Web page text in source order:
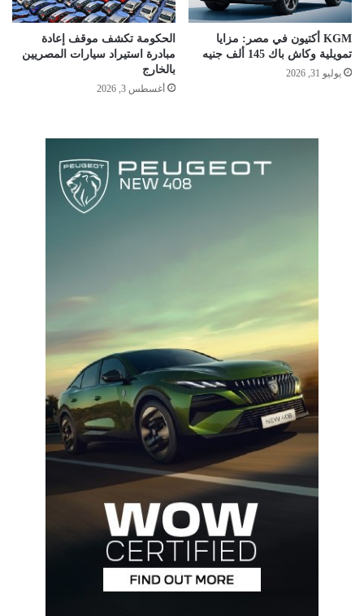
KGM أكتيون في مصر: مزايا
تمويلية وكاش باك 145 ألف جنيه
يوليو 31, 2026
الحكومة تكشف موقف إعادة
مبادرة استيراد سيارات المصريين
بالخارج
أغسطس 3, 2026